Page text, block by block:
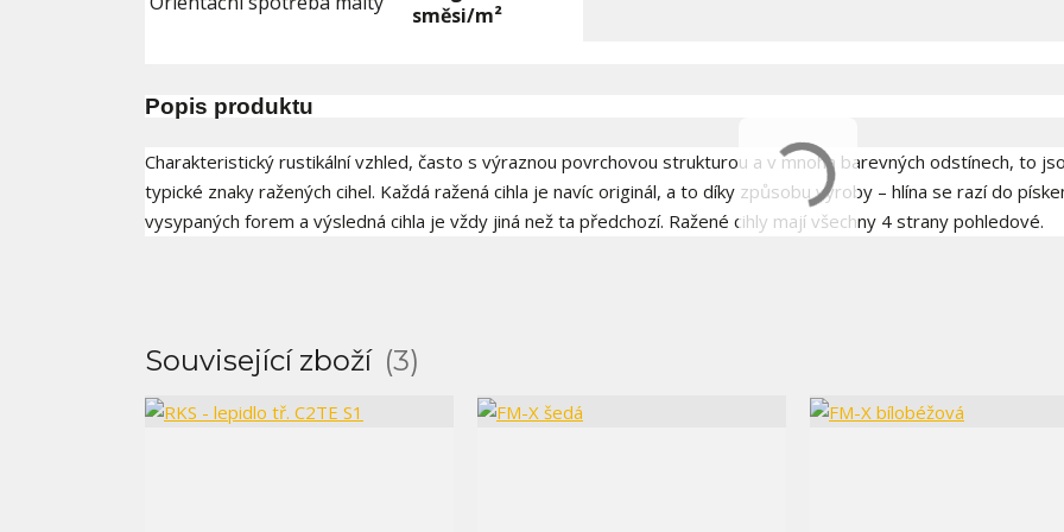
směsi/m²
Popis produktu
Charakteristický rustikální vzhled, často s výraznou povrchovou strukturou a v mnoha barevných odstínech, to
typické znaky ražených cihel. Každá ražená cihla je navíc originál, a to díky způsobu výroby – hlína se razí do
vysypaných forem a výsledná cihla je vždy jiná než ta předchozí. Ražené cihly mají všechny 4 strany pohledové.
Související zboží 3